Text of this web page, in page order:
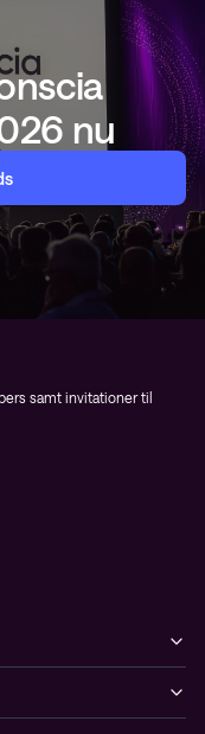
nu
samt invitationer til